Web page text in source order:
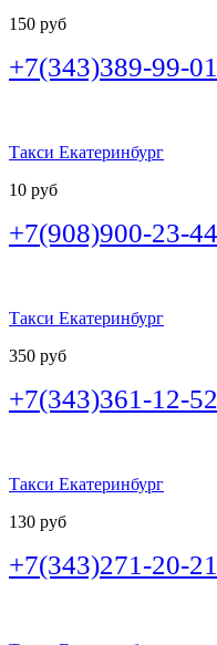
150 руб
+7(343)389-99-01
Такси Екатеринбург
10 руб
+7(908)900-23-44
Такси Екатеринбург
350 руб
+7(343)361-12-52
Такси Екатеринбург
130 руб
+7(343)271-20-21